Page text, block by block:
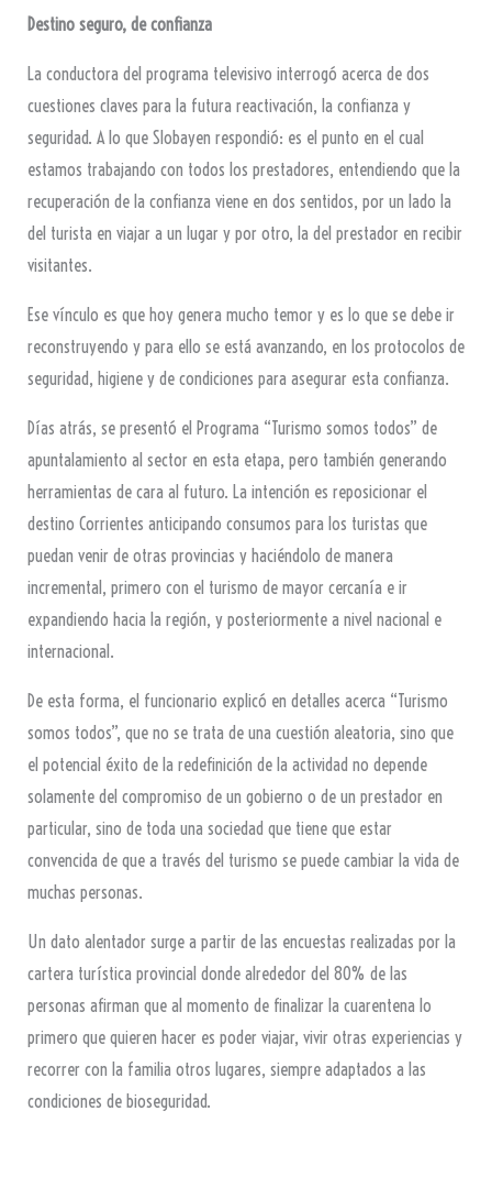
Destino seguro, de confianza
La conductora del programa televisivo interrogó acerca de dos
cuestiones claves para la futura reactivación, la confianza y
seguridad. A lo que Slobayen respondió: es el punto en el cual
estamos trabajando con todos los prestadores, entendiendo que la
recuperación de la confianza viene en dos sentidos, por un lado la
del turista en viajar a un lugar y por otro, la del prestador en recibir
visitantes.
Ese vínculo es que hoy genera mucho temor y es lo que se debe ir
reconstruyendo y para ello se está avanzando, en los protocolos de
seguridad, higiene y de condiciones para asegurar esta confianza.
Días atrás, se presentó el Programa “Turismo somos todos” de
apuntalamiento al sector en esta etapa, pero también generando
herramientas de cara al futuro. La intención es reposicionar el
destino Corrientes anticipando consumos para los turistas que
puedan venir de otras provincias y haciéndolo de manera
incremental, primero con el turismo de mayor cercanía e ir
expandiendo hacia la región, y posteriormente a nivel nacional e
internacional.
De esta forma, el funcionario explicó en detalles acerca “Turismo
somos todos”, que no se trata de una cuestión aleatoria, sino que
el potencial éxito de la redefinición de la actividad no depende
solamente del compromiso de un gobierno o de un prestador en
particular, sino de toda una sociedad que tiene que estar
convencida de que a través del turismo se puede cambiar la vida de
muchas personas.
Un dato alentador surge a partir de las encuestas realizadas por la
cartera turística provincial donde alrededor del 80% de las
personas afirman que al momento de finalizar la cuarentena lo
primero que quieren hacer es poder viajar, vivir otras experiencias y
recorrer con la familia otros lugares, siempre adaptados a las
condiciones de bioseguridad.